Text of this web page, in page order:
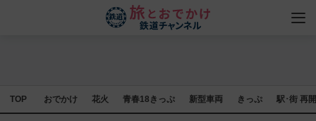
TOP おでかけ 花火 青春18きっぷ 新型車両 きっぷ 駅･街 再